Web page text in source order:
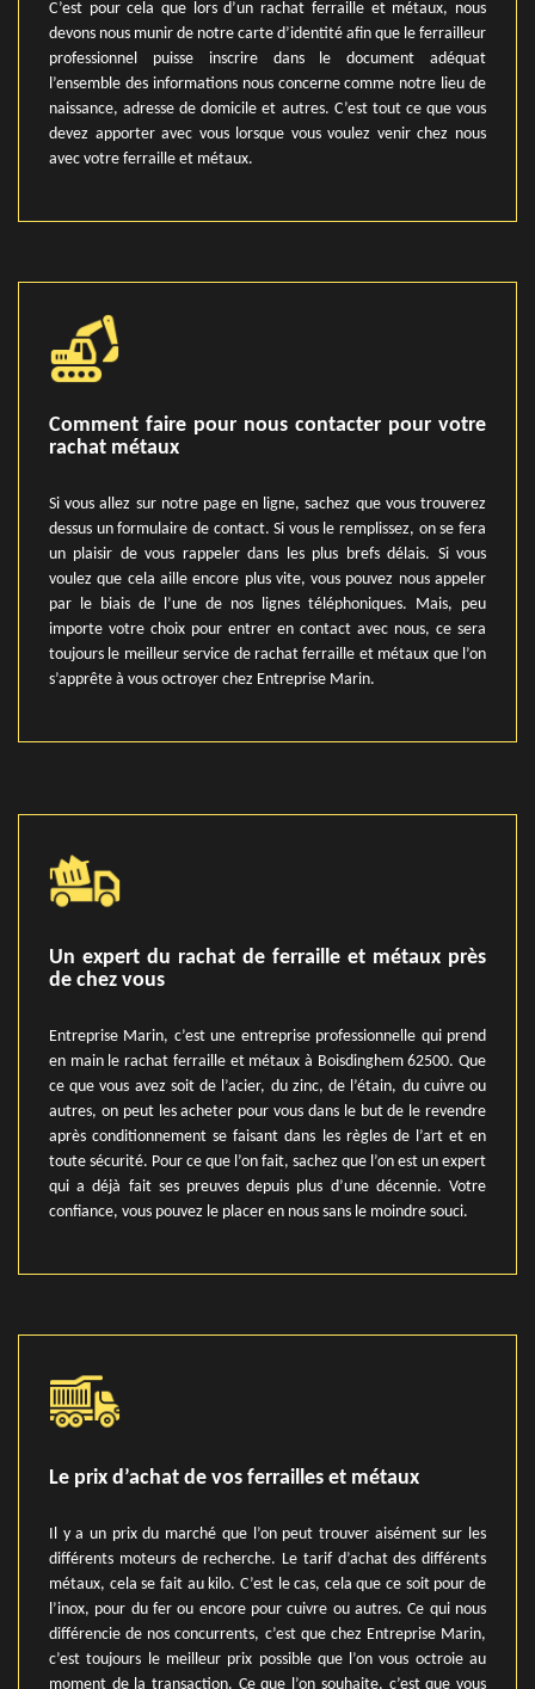
C’est pour cela que lors d’un rachat ferraille et métaux, nous
devons nous munir de notre carte d’identité afin que le ferrailleur
professionnel puisse inscrire dans le document adéquat
l’ensemble des informations nous concerne comme notre lieu de
naissance, adresse de domicile et autres. C’est tout ce que vous
devez apporter avec vous lorsque vous voulez venir chez nous
avec votre ferraille et métaux.
Comment faire pour nous contacter pour votre
rachat métaux
Si vous allez sur notre page en ligne, sachez que vous trouverez
dessus un formulaire de contact. Si vous le remplissez, on se fera
un plaisir de vous rappeler dans les plus brefs délais. Si vous
voulez que cela aille encore plus vite, vous pouvez nous appeler
par le biais de l’une de nos lignes téléphoniques. Mais, peu
importe votre choix pour entrer en contact avec nous, ce sera
toujours le meilleur service de rachat ferraille et métaux que l’on
s’apprête à vous octroyer chez Entreprise Marin.
Un expert du rachat de ferraille et métaux près
de chez vous
Entreprise Marin, c’est une entreprise professionnelle qui prend
en main le rachat ferraille et métaux à Boisdinghem 62500. Que
ce que vous avez soit de l’acier, du zinc, de l’étain, du cuivre ou
autres, on peut les acheter pour vous dans le but de le revendre
après conditionnement se faisant dans les règles de l’art et en
toute sécurité. Pour ce que l’on fait, sachez que l’on est un expert
qui a déjà fait ses preuves depuis plus d’une décennie. Votre
confiance, vous pouvez le placer en nous sans le moindre souci.
Le prix d’achat de vos ferrailles et métaux
Il y a un prix du marché que l’on peut trouver aisément sur les
différents moteurs de recherche. Le tarif d’achat des différents
métaux, cela se fait au kilo. C’est le cas, cela que ce soit pour de
l’inox, pour du fer ou encore pour cuivre ou autres. Ce qui nous
différencie de nos concurrents, c’est que chez Entreprise Marin,
c’est toujours le meilleur prix possible que l’on vous octroie au
moment de la transaction. Ce que l’on souhaite, c’est que vous